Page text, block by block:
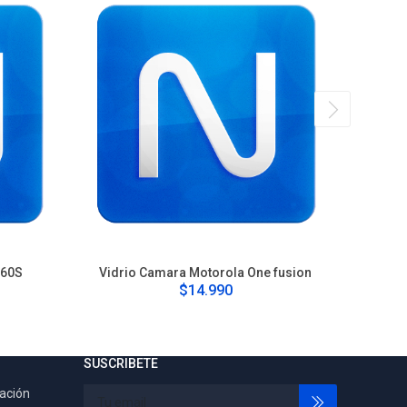
Vidrio Camara Motorola One fusion
$14.990
SUSCRIBETE